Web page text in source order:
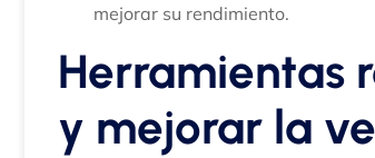
mejorar su rendimiento.
Herramientas
y mejorar la